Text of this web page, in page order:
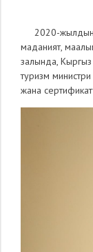
2020-жылдын
маданият,
залында,
туризм
жана